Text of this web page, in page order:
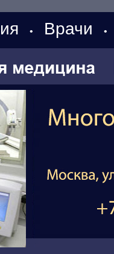
• Врачи •